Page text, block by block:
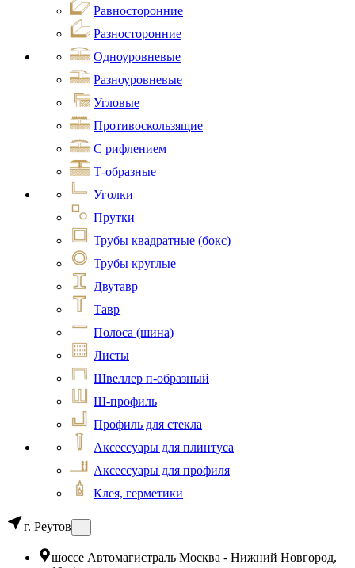
Равносторонние
Разносторонние
Одноуровневые
Разноуровневые
Угловые
Противоскользящие
С рифлением
Т-образные
Уголки
Прутки
Трубы квадратные (бокс)
Трубы круглые
Двутавр
Тавр
Полоса (шина)
Листы
Швеллер п-образный
Ш-профиль
Профиль для стекла
Аксессуары для плинтуса
Аксессуары для профиля
Клея, герметики
г. Реутов
шоссе Автомагистраль Москва - Нижний Новгород,